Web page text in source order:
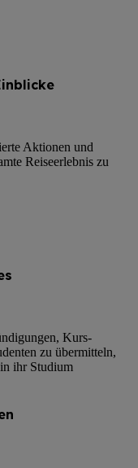
Aktionen und
Reiseerlebnis zu
Kurs-
zu übermitteln,
ihr Studium